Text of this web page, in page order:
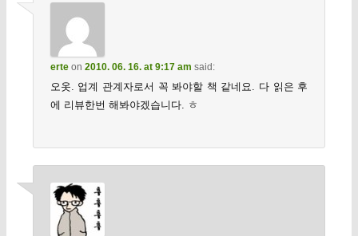
erteon 2010. 06. 16. at 9:17 am said:
오옷. 업계 관계자로서 꼭 봐야할 책 같네요. 다 읽은 후
에 리뷰한번 해봐야겠습니다. ㅎ